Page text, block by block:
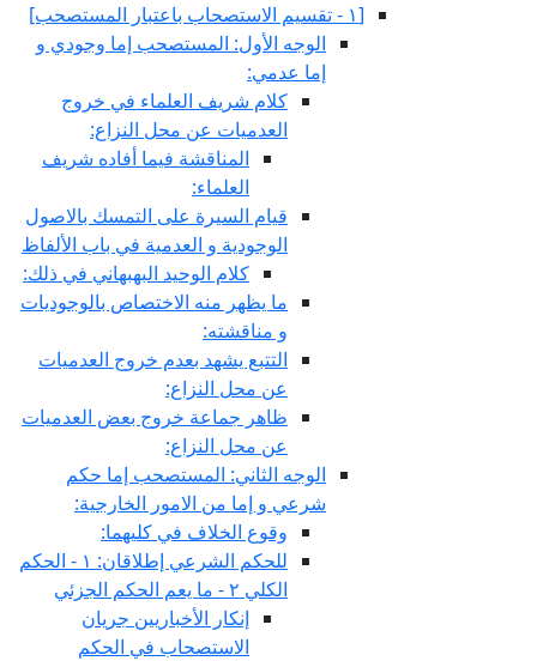
[١ - تقسيم الاستصحاب باعتبار المستصحب‏]
الوجه الأول: المستصحب إما وجودي و
إما عدمي:
كلام شريف العلماء في خروج
العدميات عن محل النزاع:
المناقشة فيما أفاده شريف
العلماء:
قيام السيرة على التمسك بالاصول
الوجودية و العدمية في باب الألفاظ
كلام الوحيد البهبهاني في ذلك:
ما يظهر منه الاختصاص بالوجوديات
و مناقشته:
التتبع يشهد بعدم خروج العدميات
عن محل النزاع:
ظاهر جماعة خروج بعض العدميات
عن محل النزاع:
الوجه الثاني: المستصحب إما حكم
شرعي و إما من الامور الخارجية:
وقوع الخلاف في كليهما:
للحكم الشرعي إطلاقان: ١ - الحكم
الكلي ٢ - ما يعم الحكم الجزئي
إنكار الأخباريين جريان
الاستصحاب في الحكم